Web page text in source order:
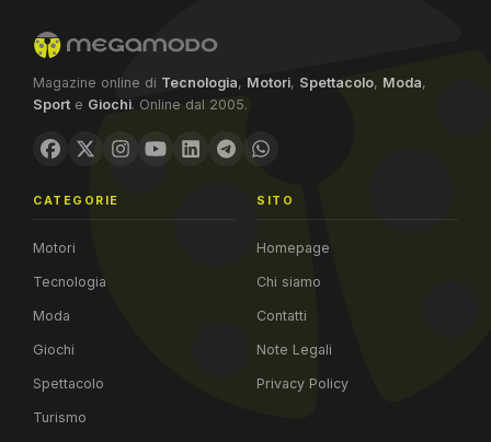
Magazine online di Tecnologia, Motori, Spettacolo, Moda,
Sport e Giochi. Online dal 2005.
CATEGORIE
Motori
Tecnologia
Moda
Giochi
Spettacolo
Turismo
SITO
Homepage
Chi siamo
Contatti
Note Legali
Privacy Policy